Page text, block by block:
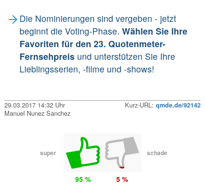
Die Nominierungen sind vergeben - jetzt
beginnt die Voting-Phase. Wählen Sie Ihre
Favoriten für den 23. Quotenmeter-
Fernsehpreis und unterstützen Sie Ihre
Lieblingsserien, -filme und -shows!
29.03.2017 14:32 Uhr Kurz-URL: qmde.de/92142
Manuel Nunez Sanchez
super schade
95 % 5 %